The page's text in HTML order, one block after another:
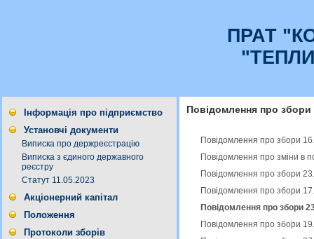
ПРАТ
Інформація про підприємство
Установчі документи
Виписка про держреєстрацію
Виписка з єдиного державного
реєстру
Статут 11.05.2023
Акціонерний капітал
Положення
Протоколи зборів
Повідомлення про збори
Повідомлення про збори
Повідомлення про зміни в
Повідомлення про збори
Повідомлення про збори
Повідомлення про збори
Повідомлення про збори